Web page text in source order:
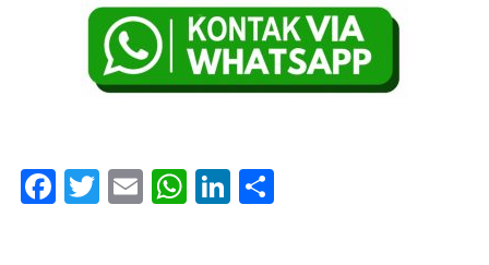
F
T
E
W Li